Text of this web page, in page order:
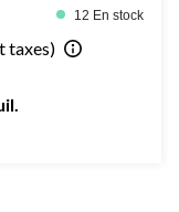
12 En stock
taxes)